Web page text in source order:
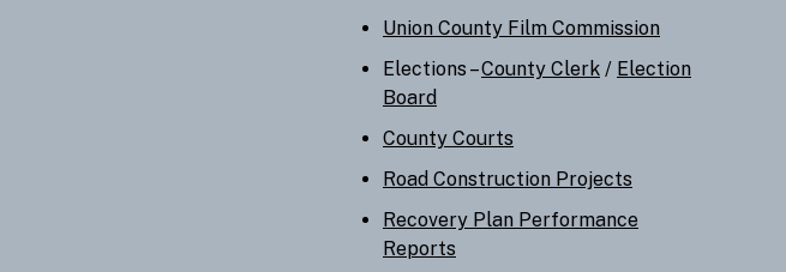
Union County Film Commission
Elections –County Clerk / Election
Board
County Courts
Road Construction Projects
Recovery Plan Performance
Reports